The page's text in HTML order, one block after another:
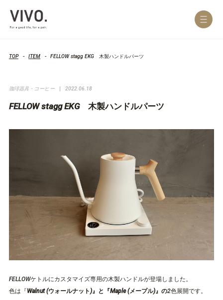
TOP ITEM FELLOW stagg EKG 木製ハンドルパーツ
珈琲器具・コーヒー 2022.06.18
FELLOW stagg EKG 木製ハンドルパーツ
FELLOWケトルにカスタマイズ専用の木製ハンドルが登場しました。
色は『Walnut (ウォールナット)』と『Maple (メープル)』の2色展開です。